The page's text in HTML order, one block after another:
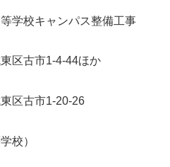
学校キャンパス整備工事
区古市1-4-44ほか
区古市1-20-26
校）